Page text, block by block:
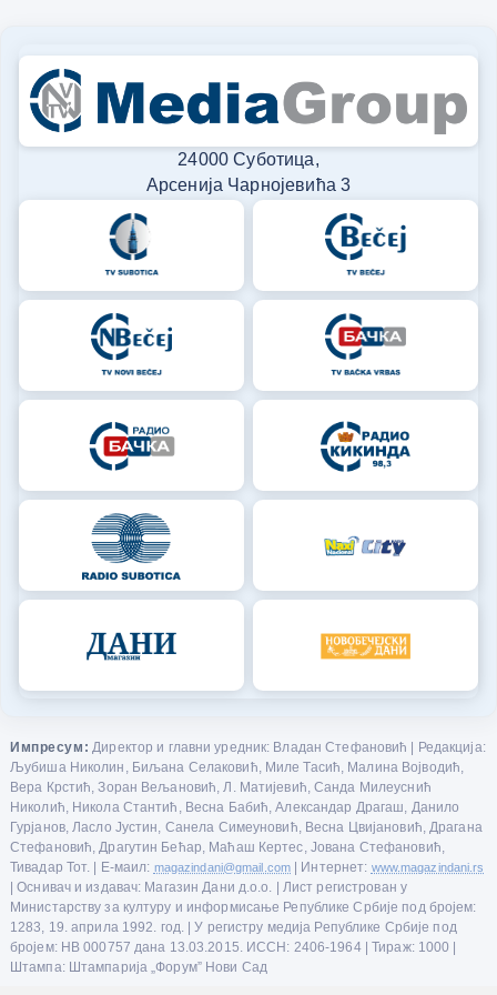
24000 Суботица,
Арсенија Чарнојевића 3
Импресум: Директор и главни уредник: Владан Стефановић | Редакција:
Љубиша Николин, Биљана Селаковић, Миле Тасић, Малина Војводић,
Вера Крстић, Зоран Вељановић, Л. Матијевић, Санда Милеуснић
Николић, Никола Стантић, Весна Бабић, Александар Драгаш, Данило
Гурјанов, Ласло Јустин, Санела Симеуновић, Весна Цвијановић, Драгана
Стефановић, Драгутин Бећар, Маћаш Кертес, Јована Стефановић,
Тивадар Тот. | Е-маил: magazindani@gmail.com | Интернет: www.magazindani.rs
| Оснивач и издавач: Магазин Дани д.о.о. | Лист регистрован у
Министарству за културу и информисање Републике Србије под бројем:
1283, 19. априла 1992. год. | У регистру медија Републике Србије под
бројем: НВ 000757 дана 13.03.2015. ИССН: 2406-1964 | Тираж: 1000 |
Штампа: Штампарија „Форум” Нови Сад